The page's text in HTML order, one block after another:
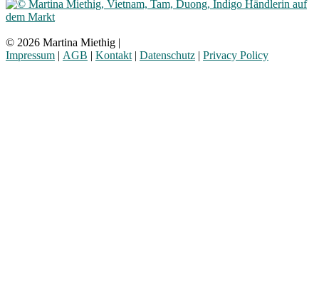
© 2026 Martina Miethig |
Impressum | AGB | Kontakt | Datenschutz | Privacy Policy